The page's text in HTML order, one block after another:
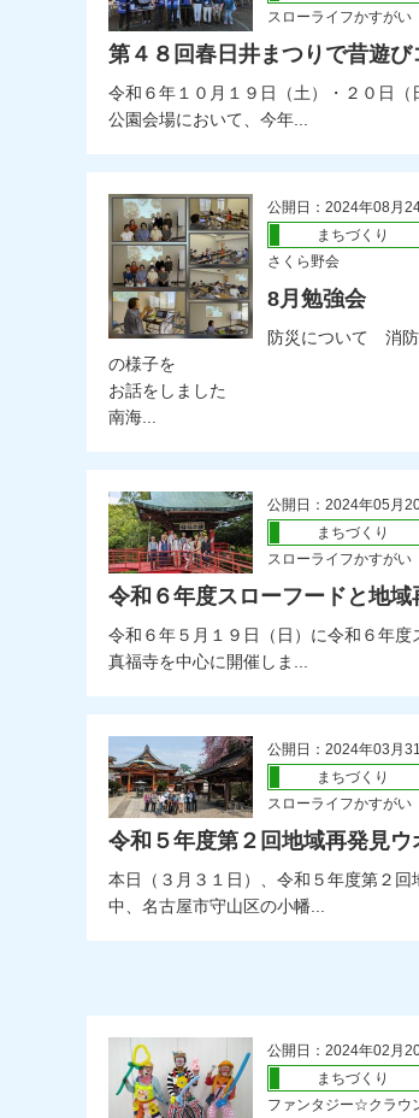
スローライフかすがい
第４８回春日井まつりで昔遊び
令和６年１０月１９日（土）・２０日
公園会場において、今年...
公開日：2024年08月
まちづくり
さくら野会
8月勉強会
防災について 消防
の様子を
お話をしました
南海...
公開日：2024年05月
まちづくり
スローライフかすがい
令和６年度スローフードと地
令和６年５月１９日（日）に令和６年
真福寺を中心に開催しま...
公開日：2024年03月
まちづくり
スローライフかすがい
令和５年度第２回地域再発見ウ
本日（３月３１日）、令和５年度第２
中、名古屋市守山区の小幡...
公開日：2024年02月
まちづくり
ファンタジー☆クラウ